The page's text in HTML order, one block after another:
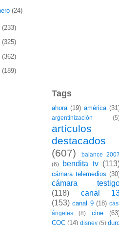
(24)
(233)
(325)
(362)
(189)
Tags
ahora (19) américa
argentinización
artículos
destacados
(607)
balance 2007
(6)
bendita tv
cámara telemedios
cámara
(118)
canal
(153) canal 9 (18) casi
ángeles
(8) cine
CQC (14) disney (5)